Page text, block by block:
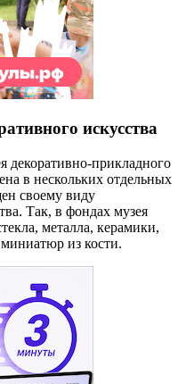
искусства
декоративно-прикладного
в нескольких отдельных
своему виду
Так, в фондах музея
металла, керамики,
из кости.